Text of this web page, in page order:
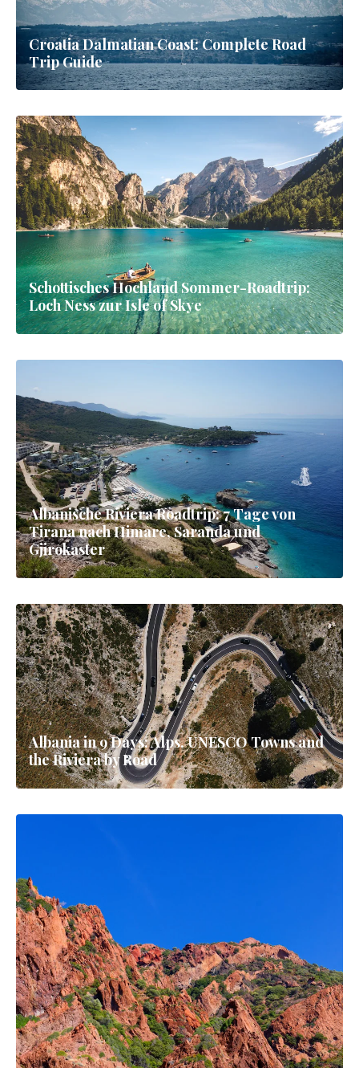
Croatia Dalmatian Coast: Complete Road
Trip Guide
Schottisches Hochland Sommer-Roadtrip:
Loch Ness zur Isle of Skye
Albanische Riviera Roadtrip: 7 Tage von
Tirana nach Himare, Saranda und
Gjirokaster
Albania in 9 Days: Alps, UNESCO Towns and
the Riviera by Road